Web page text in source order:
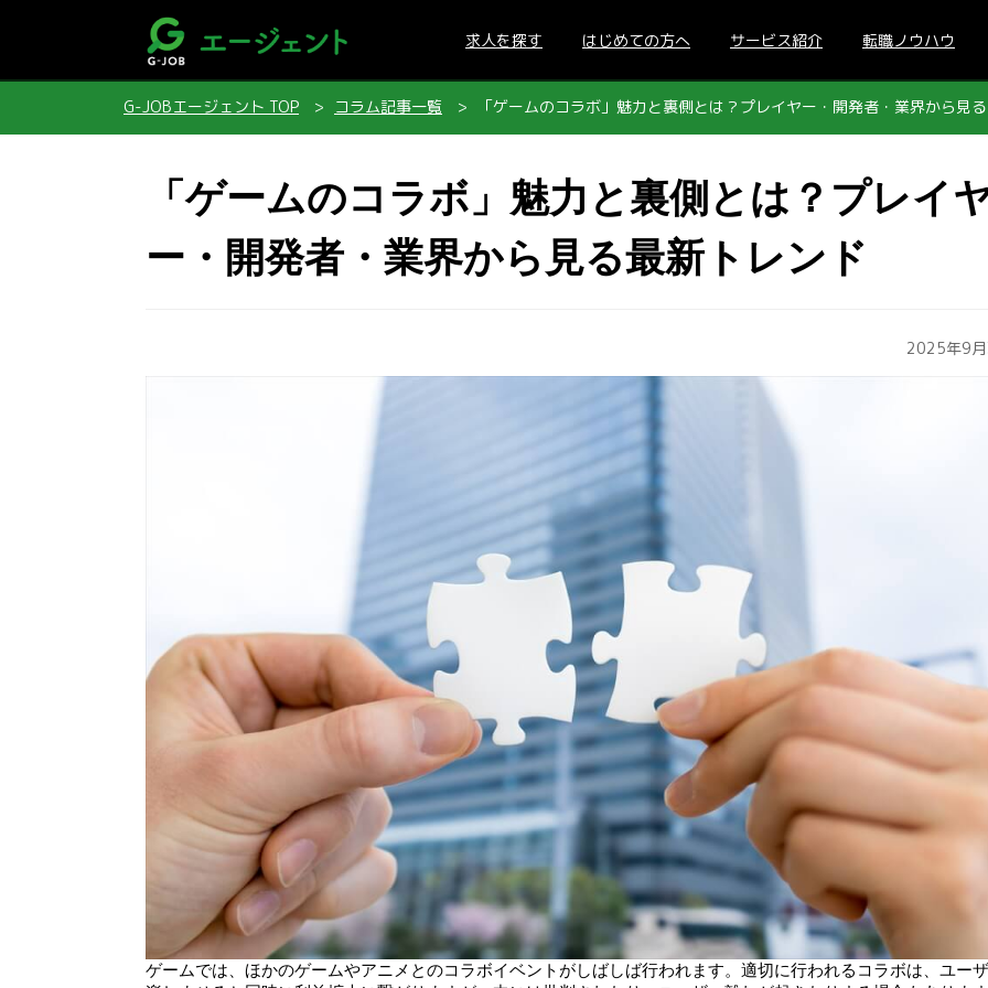
求人を探す はじめての方へ サービス紹介 転職ノウハウ
G-JOBエージェント TOP コラム記事一覧 「ゲームのコラボ」魅力と裏側とは？プレイヤー・開発者・業界から見
「ゲームのコラボ」魅力と裏側とは？プレイ
ー・開発者・業界から見る最新トレンド
2025年9
ゲームでは、ほかのゲームやアニメとのコラボイベントがしばしば行われます。適切に行われるコラボは、ユー